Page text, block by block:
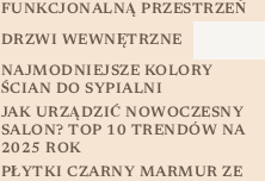
FUNKCJONALNĄ PRZESTRZEŃ
DRZWI WEWNĘTRZNE
NAJMODNIEJSZE KOLORY
ŚCIAN DO SYPIALNI
JAK URZĄDZIĆ NOWOCZESNY
SALON? TOP 10 TRENDÓW NA
2025 ROK
PŁYTKI CZARNY MARMUR ZE